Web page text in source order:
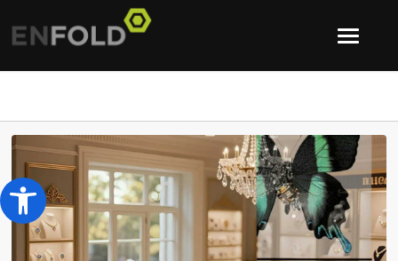
Открыть панель инструментов